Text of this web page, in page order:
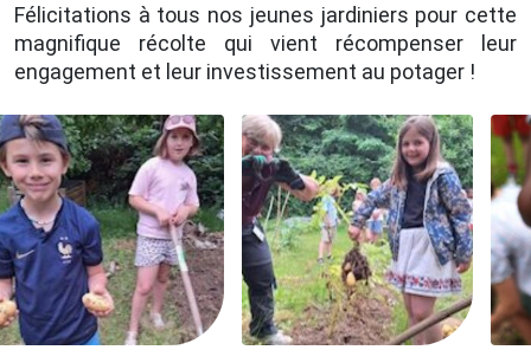
Félicitations à tous nos jeunes jardiniers pour cette
magnifique récolte qui vient récompenser leur
engagement et leur investissement au potager !